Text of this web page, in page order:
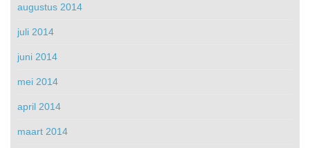
augustus 2014
juli 2014
juni 2014
mei 2014
april 2014
maart 2014